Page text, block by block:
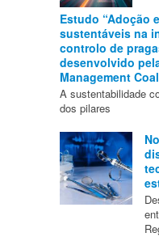
Estudo “Adoção
sustentáveis na
controlo de
desenvolvido
Management
A sustentabilidade
dos pilares